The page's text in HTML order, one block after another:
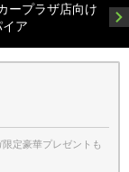
ープラザ店向け
ア
定豪華プレゼントも